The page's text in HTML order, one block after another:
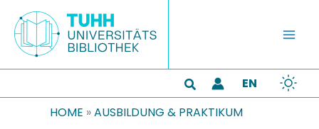
Inhalt
springen
Suchen
EN
HOME »AUSBILDUNG & PRAKTIKUM